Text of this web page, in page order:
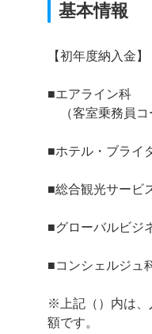
基本情報
【初年度納入金】
■エアライン
（客室乗務員コ
■ホテル・ブライ
■総合観光サービ
■グローバルビジ
■コンシェルジ
※上記（）内は、
額です。